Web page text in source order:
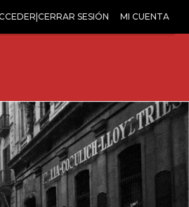
SESIÓN MI CUENTA